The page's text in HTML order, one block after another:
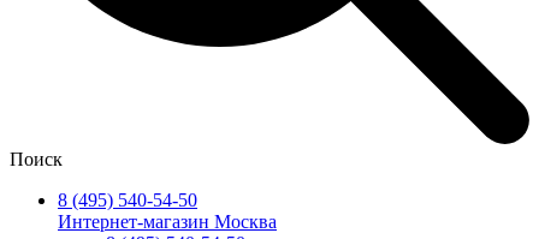
Поиск
8 (495) 540-54-50
Интернет-магазин Москва